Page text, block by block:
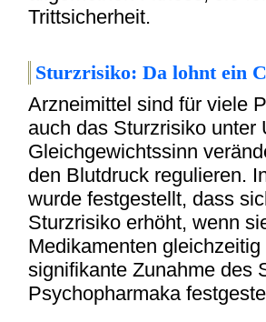
Trittsicherheit.
Sturzrisiko: Da lohnt ein
Arzneimittel sind für viele
auch das Sturzrisiko unter
Gleichgewichtssinn
den Blutdruck regulieren.
wurde festgestellt, dass
Sturzrisiko erhöht, wenn
Medikamenten
signifikante Zunahme des
Psychopharmaka